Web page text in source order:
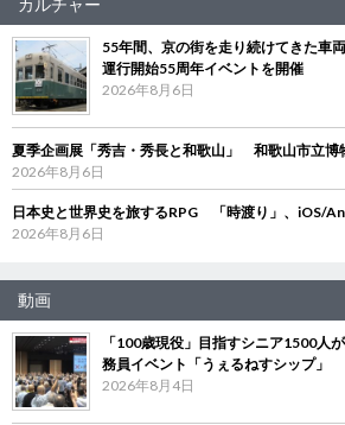
カルチャー
55年間、京の街を走り続けてきた車
運行開始55周年イベントを開催
2026年8月6日
夏季企画展「秀吉・秀長と和歌山」 和歌山市立博
2026年8月6日
日本史と世界史を旅するRPG 「時渡り」、iOS/
2026年8月6日
動画
「100歳現役」目指すシニア1500
務員イベント「うぇるねすシップ」
2026年8月4日